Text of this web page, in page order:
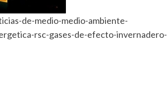
de-medio-medio-ambiente-
rsc-gases-de-efecto-invernadero-